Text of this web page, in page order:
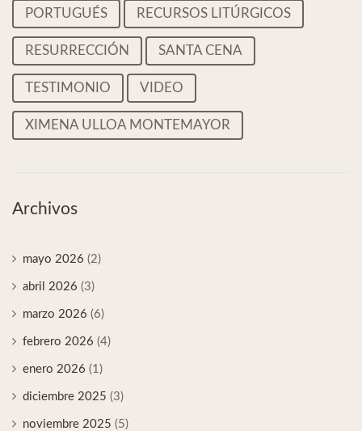
PORTUGUÉS RECURSOS LITÚRGICOS
RESURRECCIÓN SANTA CENA
TESTIMONIO VIDEO
XIMENA ULLOA MONTEMAYOR
Archivos
mayo 2026 (2)
abril 2026 (3)
marzo 2026 (6)
febrero 2026 (4)
enero 2026 (1)
diciembre 2025 (3)
noviembre 2025 (5)